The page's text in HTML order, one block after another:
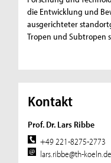
die Entwicklung und
ausgerichteter
Tropen und Subtropen
Kontakt
Prof. Dr. Lars Ribbe
+49 221-8275-2773
lars.ribbe@th-koeln.de